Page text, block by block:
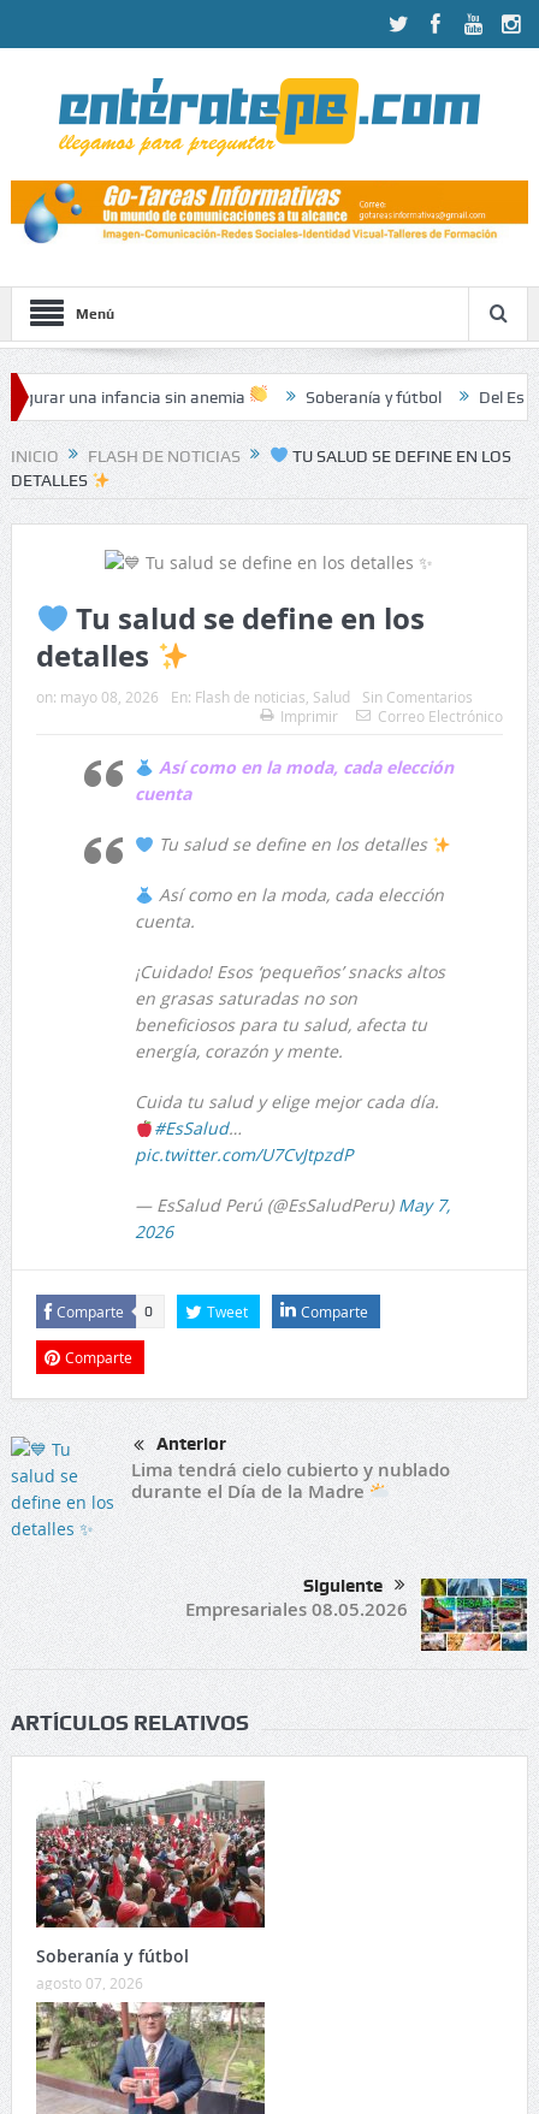
Menú
infancia sin anemia Soberanía y fútbol Del Estado
INICIO FLASH DE NOTICIAS
TU SALUD SE DEFINE EN LOS
DETALLES
Tu salud se define en los
detalles
on: mayo 08, 2026 En: Flash de noticias, Salud
Sin Comentarios
Imprimir
Correo Electrónico
Así como en la moda, cada elección
cuenta
Tu salud se define en los detalles
Así como en la moda, cada elección
cuenta.
¡Cuidado! Esos ‘pequeños’ snacks altos
en grasas saturadas no son
beneficiosos para tu salud, afecta tu
energía, corazón y mente.
Cuida tu salud y elige mejor cada día.
#EsSalud…
pic.twitter.com/U7CvJtpzdP
— EsSalud Perú (@EsSaludPeru) May 7,
2026
Comparte 0 Tweet Comparte
Comparte
Anterior
Lima tendrá cielo cubierto y nublado
durante el Día de la Madre
Siguiente
Empresariales 08.05.2026
ARTÍCULOS RELATIVOS
Soberanía y fútbol
agosto 07, 2026